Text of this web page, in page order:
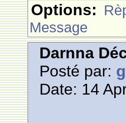
Options:
Message
Darnna
Posté par:
Date: 14